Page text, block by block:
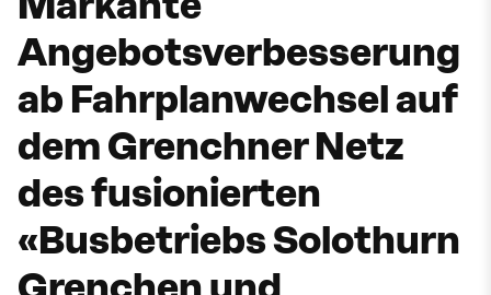
Angebotsverbesserung
ab Fahrplanwechsel auf
dem Grenchner Netz
des fusionierten
«Busbetriebs Solothurn